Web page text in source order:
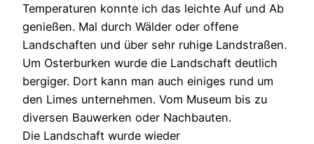
Temperaturen konnte ich das leichte Auf und Ab
genießen. Mal durch Wälder oder offene
Landschaften und über sehr ruhige Landstraßen.
Um Osterburken wurde die Landschaft deutlich
bergiger. Dort kann man auch einiges rund um
den Limes unternehmen. Vom Museum bis zu
diversen Bauwerken oder Nachbauten.
Die Landschaft wurde wieder